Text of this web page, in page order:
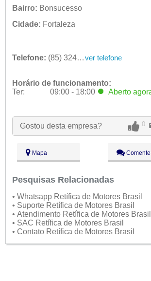
Bairro: Bonsucesso
Cidade: Fortaleza
Telefone: (85) 3245-3347 ver telefone
Horário de funcionamento:
Ter:
09:00 - 18:00 Aberto
Qua:
09:00 - 18:00
Qui:
09:00 - 18:00
Sáb:
Dom:
Fechado
Gostou desta empresa? 0
Mapa Comente
Pesquisas Relacionadas
• Whatsapp Retífica de Motores Brasil
• Suporte Retífica de Motores Brasil
• Atendimento Retífica de Motores Brasil
• SAC Retífica de Motores Brasil
• Contato Retífica de Motores Brasil